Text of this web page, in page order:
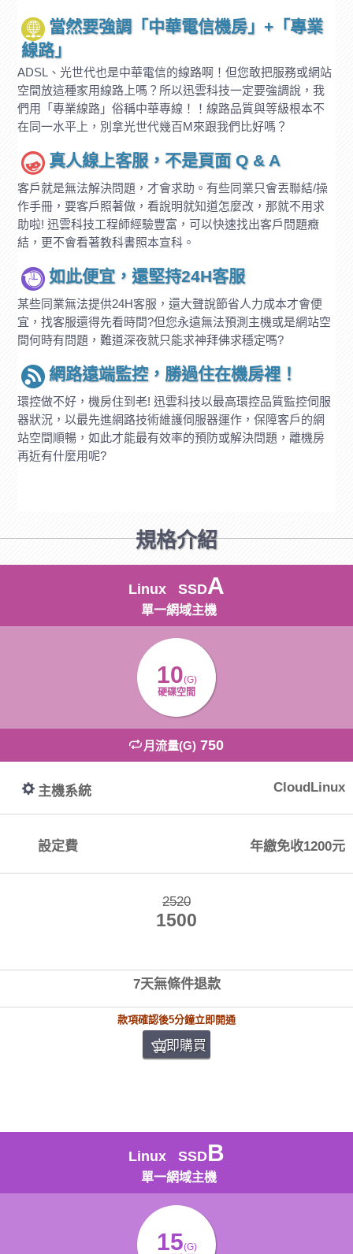
當然要強調「中華電信機房」+「專業
線路」
ADSL、光世代也是中華電信的線路啊！但您敢把服務或網站
空間放這種家用線路上嗎？所以迅雲科技一定要強調說，我
們用「專業線路」俗稱中華專線！！線路品質與等級根本不
在同一水平上，別拿光世代幾百M來跟我們比好嗎？
真人線上客服，不是頁面 Q & A
客戶就是無法解決問題，才會求助。有些同業只會丟聯結/操
作手冊，要客戶照著做，看說明就知道怎麼改，那就不用求
助啦! 迅雲科技工程師經驗豐富，可以快速找出客戶問題癥
結，更不會看著教科書照本宣科。
如此便宜，還堅持24H客服
某些同業無法提供24H客服，還大聲說節省人力成本才會便
宜，找客服還得先看時間?但您永遠無法預測主機或是網站空
間何時有問題，難道深夜就只能求神拜佛求穩定嗎?
網路遠端監控，勝過住在機房裡！
環控做不好，機房住到老! 迅雲科技以最高環控品質監控伺服
器狀況，以最先進網路技術維護伺服器運作，保障客戶的網
站空間順暢，如此才能最有效率的預防或解決問題，離機房
再近有什麼用呢?
規格介紹
Linux SSDA
單一網域主機
10(G)
硬碟空間
月流量(G) 750
主機系統 CloudLinux
設定費 年繳免收1200元
2520
1500
7天無條件退款
款項確認後5分鐘立即開通
立即購買
Linux SSDB
單一網域主機
15(G)